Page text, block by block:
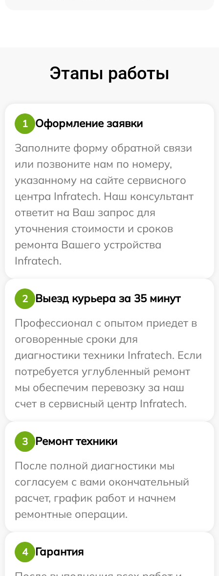
Этапы работы
1
Оформление заявки
Заполните форму обратной связи
или позвоните нам по номеру,
указанному на сайте сервисного
центра Infratech. Наш консультант
ответит на Ваш запрос для
уточнения стоимости и сроков
ремонта Вашего устройства
Infratech.
2
Выезд курьера за 35 минут
Профессионал с опытом приедет в
оговоренные сроки для
диагностики техники Infratech. Если
потребуется углубленный ремонт
мы обеспечим перевозку за наш
счет в сервисный центр Infratech.
3
Ремонт техники
После полной диагностики мы
согласуем с вами окончательный
расчет, график работ и начнем
ремонтные операции.
4
Гарантия